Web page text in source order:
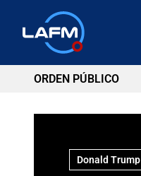
ORDEN PÚBLICO
Donald Trump